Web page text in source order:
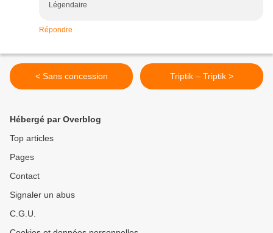
Légendaire
Répondre
< Sans concession Triptik – Triptik >
Hébergé par Overblog
Top articles
Pages
Contact
Signaler un abus
C.G.U.